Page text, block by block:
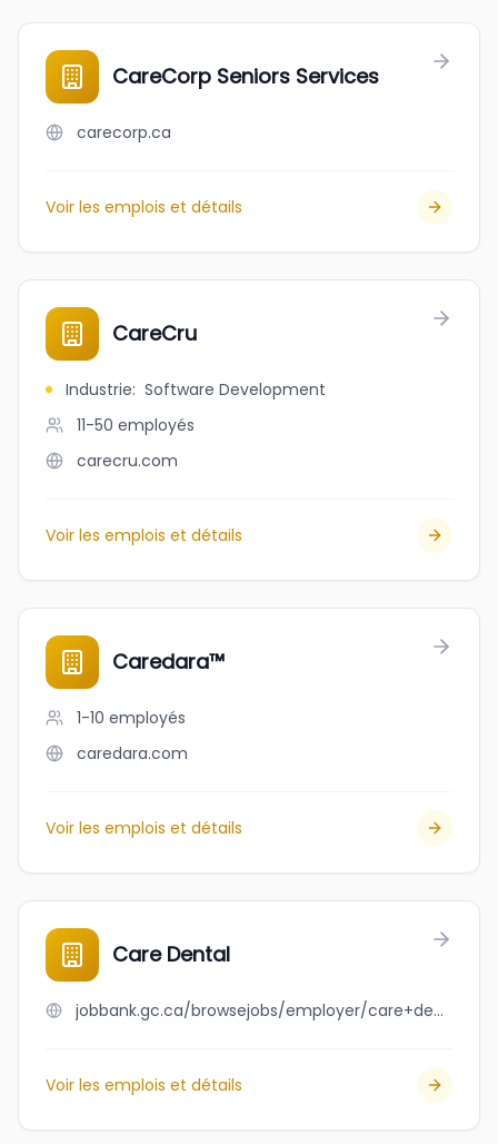
CareCorp Seniors Services
carecorp.ca
Voir les emplois et détails
CareCru
Industrie: Software Development
11-50 employés
carecru.com
Voir les emplois et détails
Caredara™
1-10 employés
caredara.com
Voir les emplois et détails
Care Dental
jobbank.gc.ca/browsejobs/employer/care+dental/ca
Voir les emplois et détails